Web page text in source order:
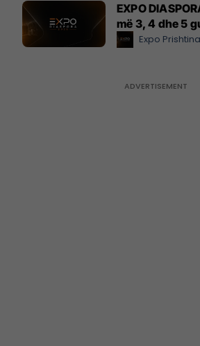
EXPO
më 3, 4 dhe 5
Expo Prishtina